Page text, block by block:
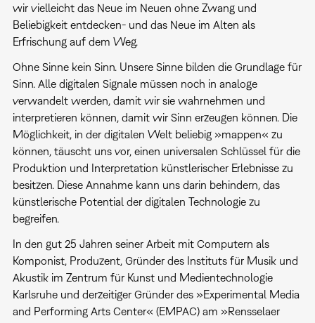
wir vielleicht das Neue im Neuen ohne Zwang und
Beliebigkeit entdecken- und das Neue im Alten als
Erfrischung auf dem Weg.
Ohne Sinne kein Sinn. Unsere Sinne bilden die Grundlage für
Sinn. Alle digitalen Signale müssen noch in analoge
verwandelt werden, damit wir sie wahrnehmen und
interpretieren können, damit wir Sinn erzeugen können. Die
Möglichkeit, in der digitalen Welt beliebig »mappen« zu
können, täuscht uns vor, einen universalen Schlüssel für die
Produktion und Interpretation künstlerischer Erlebnisse zu
besitzen. Diese Annahme kann uns darin behindern, das
künstlerische Potential der digitalen Technologie zu
begreifen.
In den gut 25 Jahren seiner Arbeit mit Computern als
Komponist, Produzent, Gründer des Instituts für Musik und
Akustik im Zentrum für Kunst und Medientechnologie
Karlsruhe und derzeitiger Gründer des »Experimental Media
and Performing Arts Center« (EMPAC) am »Rensselaer